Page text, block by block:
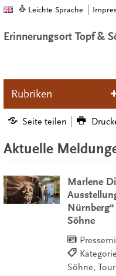
Leichte Sprache
Erinnerungsort Topf &
Rubriken
Seite teilen
Aktuelle
Marlene
Söhne
Söhne,